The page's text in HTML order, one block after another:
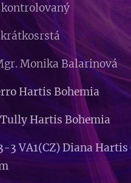
kontrolovaný
krátkosrstá
Monika Balarinová
Hartis Bohemia
Hartis Bohemia
3 VA1(CZ) Diana Hartis